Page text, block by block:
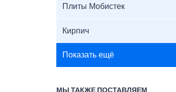
Плиты Мобистек
Кирпич
Показать ещё
МЫ ТАКЖЕ ПОСТАВЛЯЕМ